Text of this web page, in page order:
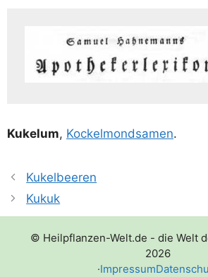
Kukelum, Kockel­mond­sa­men.
Kukelbeeren
Kukuk
© Heilpflanzen-Welt.de - die Welt
2026
·Impressum